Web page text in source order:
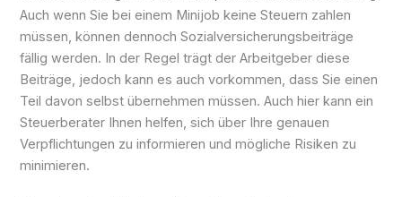
Auch wenn Sie bei einem Minijob keine Steuern zahlen
müssen, können dennoch Sozialversicherungsbeiträge
fällig werden. In der Regel trägt der Arbeitgeber diese
Beiträge, jedoch kann es auch vorkommen, dass Sie einen
Teil davon selbst übernehmen müssen. Auch hier kann ein
Steuerberater Ihnen helfen, sich über Ihre genauen
Verpflichtungen zu informieren und mögliche Risiken zu
minimieren.